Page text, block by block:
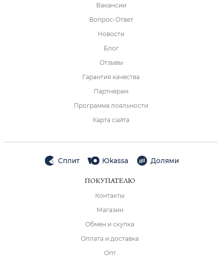
Вакансии
Вопрос-Ответ
Новости
Блог
Отзывы
Гарантия качества
Партнёрам
Программа лояльности
Карта сайта
Сплит Юkassa Долями
ПОКУПАТЕЛЮ
Контакты
Магазин
Обмен и скупка
Оплата и доставка
Опт